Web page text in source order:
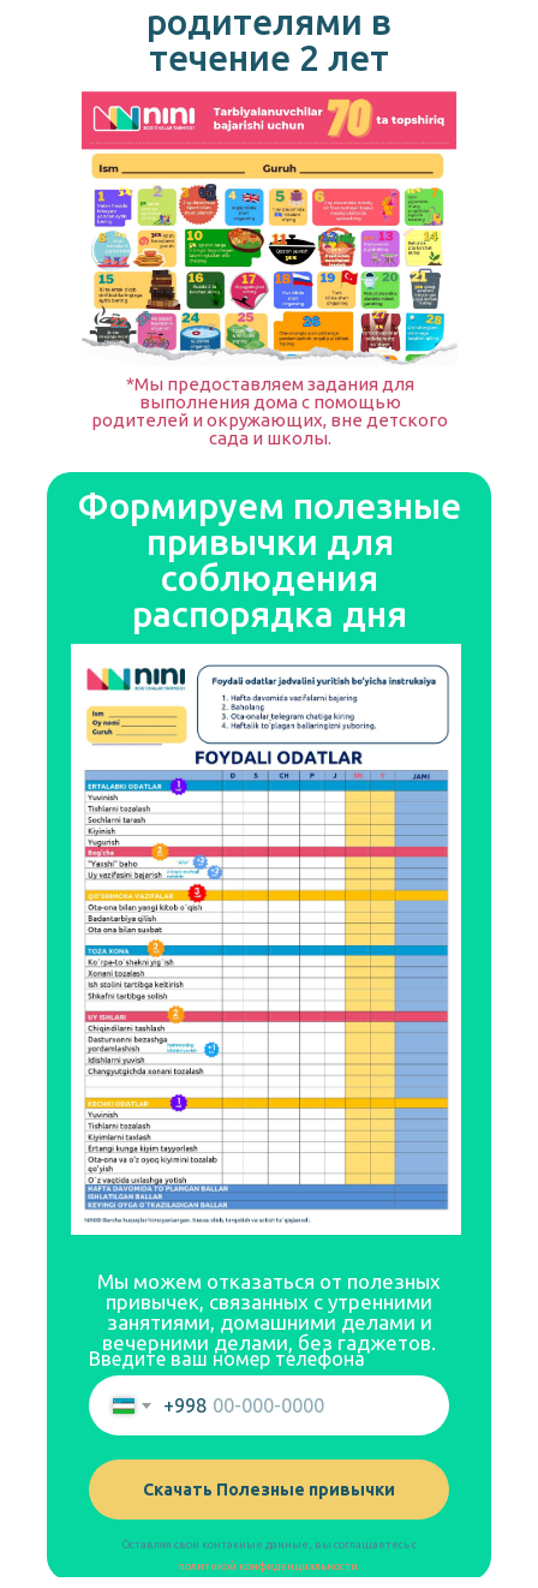
родителями в
течение 2 лет
*Мы предоставляем задания для
выполнения дома с помощью
родителей и окружающих, вне детского
сада и школы.
Оставляя свои контакные данные, вы соглашаетесь с
политикой конфиденциальности.
Введите ваш номер телефона
+998
Скачать Полезные привычки
Формируем полезные
привычки для
соблюдения
распорядка дня
Мы можем отказаться от полезных
привычек, связанных с утренними
занятиями, домашними делами и
вечерними делами, без гаджетов.